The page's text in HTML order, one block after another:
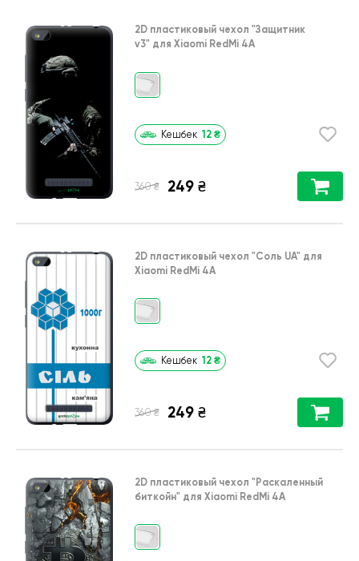
2D пластиковый чехол "Защитник
v3" для Xiaomi RedMi 4A
Кешбек 12 ₴
360 ₴ 249 ₴
2D пластиковый чехол "Соль UA" для
Xiaomi RedMi 4A
Кешбек 12 ₴
360 ₴ 249 ₴
2D пластиковый чехол "Раскаленный
биткойн" для Xiaomi RedMi 4A